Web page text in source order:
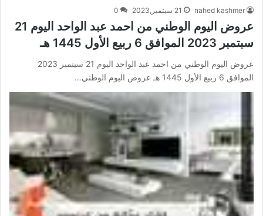
nahed kashmer 21 سبتمبر,2023 0
عروض اليوم الوطني من احمد عبد الواحد اليوم 21
سبتمبر 2023 الموافق 6 ربيع الأول 1445 هـ
عروض اليوم الوطني من احمد عبد الواحد اليوم 21 سبتمبر 2023
الموافق 6 ربيع الأول 1445 هـ عروض اليوم الوطني…